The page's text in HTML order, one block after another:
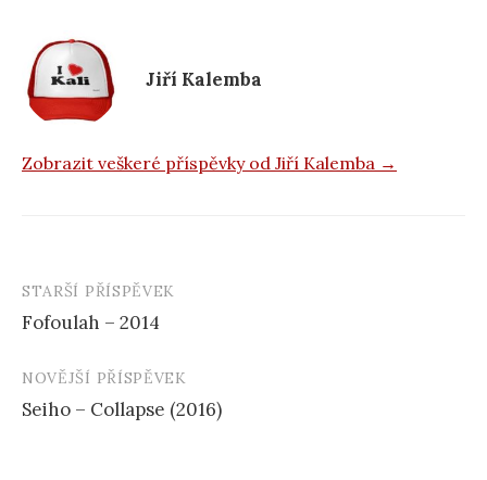
k
Jiří Kalemba
Zobrazit veškeré příspěvky od Jiří Kalemba →
Navigace
příspěvku
STARŠÍ PŘÍSPĚVEK
Fofoulah – 2014
NOVĚJŠÍ PŘÍSPĚVEK
Seiho – Collapse (2016)